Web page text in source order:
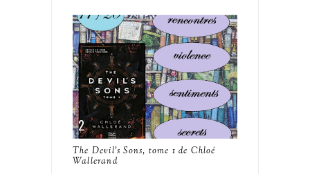
The Devil's Sons, tome 1 de Chloé
Wallerand